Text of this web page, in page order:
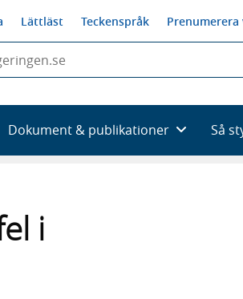
Lättläst Teckenspråk Prenumerera
Dokument & publikationer Så
i